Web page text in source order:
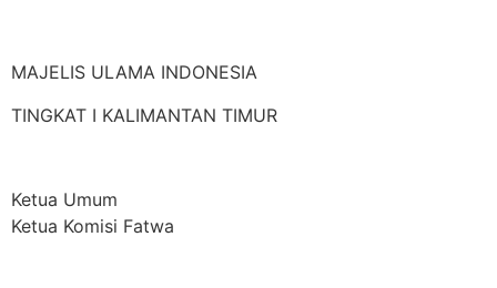
MAJELIS ULAMA INDONESIA
TINGKAT I KALIMANTAN TIMUR
Ketua Umum
Ketua Komisi Fatwa